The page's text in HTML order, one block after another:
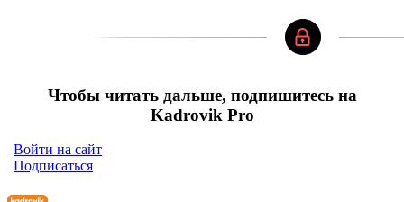
Чтобы читать дальше, подпишитесь на
Kadrovik Pro
Войти на сайт
Подписаться